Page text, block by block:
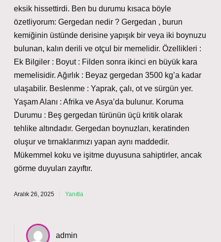
eksik hissettirdi. Ben bu durumu kısaca böyle
özetliyorum: Gergedan nedir ? Gergedan , burun
kemiğinin üstünde derisine yapışık bir veya iki boynuzu
bulunan, kalın derili ve otçul bir memelidir. Özellikleri :
Ek Bilgiler : Boyut : Filden sonra ikinci en büyük kara
memelisidir. Ağırlık : Beyaz gergedan 3500 kg’a kadar
ulaşabilir. Beslenme : Yaprak, çalı, ot ve sürgün yer.
Yaşam Alanı : Afrika ve Asya’da bulunur. Koruma
Durumu : Beş gergedan türünün üçü kritik olarak
tehlike altındadır. Gergedan boynuzları, keratinden
oluşur ve tırnaklarımızı yapan aynı maddedir.
Mükemmel koku ve işitme duyusuna sahiptirler, ancak
görme duyuları zayıftır.
Aralık 26, 2025 Yanıtla
admin